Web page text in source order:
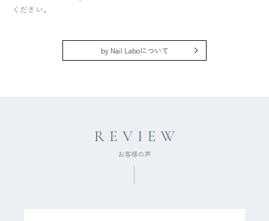
ください。
by Nail Laboについて